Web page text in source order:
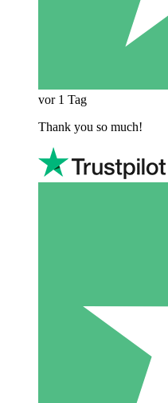
vor 1 Tag
Thank you so much!